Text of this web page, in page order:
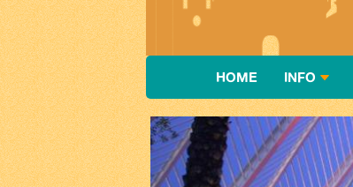
HOME INFO